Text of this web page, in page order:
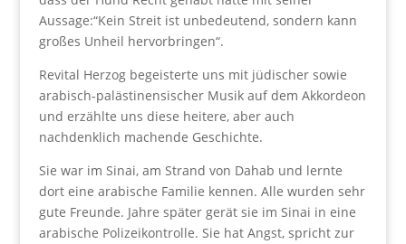
Aussage:“Kein Streit ist unbedeutend, sondern kann
großes Unheil hervorbringen“.
Revital Herzog begeisterte uns mit jüdischer sowie
arabisch-palästinensischer Musik auf dem Akkordeon
und erzählte uns diese heitere, aber auch
nachdenklich machende Geschichte.
Sie war im Sinai, am Strand von Dahab und lernte
dort eine arabische Familie kennen. Alle wurden sehr
gute Freunde. Jahre später gerät sie im Sinai in eine
arabische Polizeikontrolle. Sie hat Angst, spricht zur